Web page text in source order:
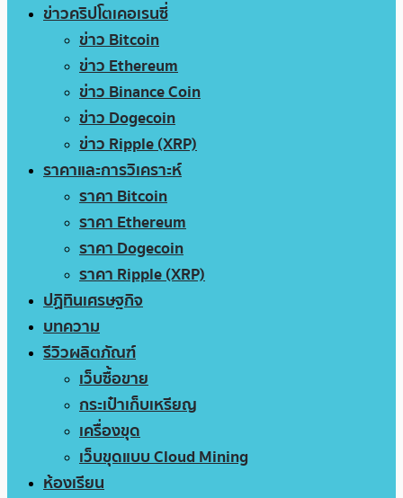
ข่าวคริปโตเคอเรนซี่
ข่าว Bitcoin
ข่าว Ethereum
ข่าว Binance Coin
ข่าว Dogecoin
ข่าว Ripple (XRP)
ราคาและการวิเคราะห์
ราคา Bitcoin
ราคา Ethereum
ราคา Dogecoin
ราคา Ripple (XRP)
ปฏิทินเศรษฐกิจ
บทความ
รีวิวผลิตภัณฑ์
เว็บซื้อขาย
กระเป๋าเก็บเหรียญ
เครื่องขุด
เว็บขุดแบบ Cloud Mining
ห้องเรียน